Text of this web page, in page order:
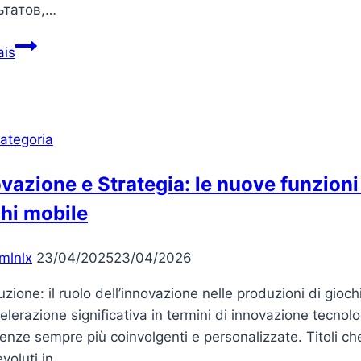
Пин
онлайн
преимущества
букмекерских
возможностей
e Strategia: le nuove
mobile
23/04/202523/04/2026
il ruolo dell’innovazione nelle produzioni di
significativa in termini di innovazione
sempre più coinvolgenti e personalizzate. Titoli